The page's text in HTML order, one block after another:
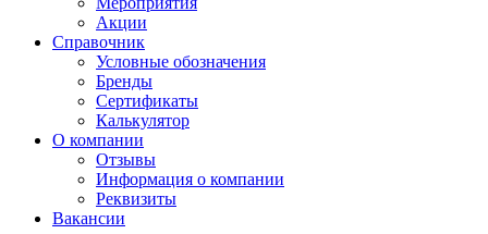
Акции
Справочник
Условные обозначения
Бренды
Сертификаты
Калькулятор
О компании
Отзывы
Информация о компании
Реквизиты
Вакансии